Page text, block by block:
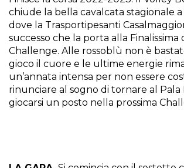
chiude la bella cavalcata stagionale a
dove la Trasportipesanti
successo che la porta alla Finalissima
Challenge. Alle rossoblù non è
gioco il cuore e le ultime energie
un’annata intensa per non essere
rinunciare al sogno di tornare al
giocarsi un posto nella prossima